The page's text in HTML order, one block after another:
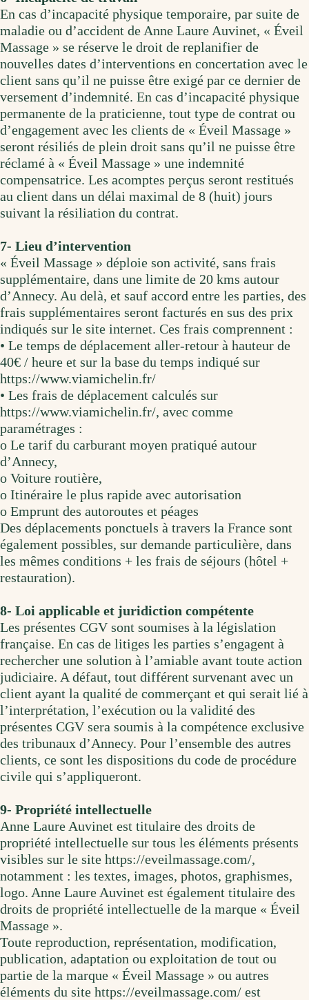
En cas d’incapacité physique temporaire, par suite de
maladie ou d’accident de Anne Laure Auvinet, « Éveil
Massage » se réserve le droit de replanifier de
nouvelles dates d’interventions en concertation avec le
client sans qu’il ne puisse être exigé par ce dernier de
versement d’indemnité. En cas d’incapacité physique
permanente de la praticienne, tout type de contrat ou
d’engagement avec les clients de « Éveil Massage »
seront résiliés de plein droit sans qu’il ne puisse être
réclamé à « Éveil Massage » une indemnité
compensatrice. Les acomptes perçus seront restitués
au client dans un délai maximal de 8 (huit) jours
suivant la résiliation du contrat.
7- Lieu d’intervention
« Éveil Massage » déploie son activité, sans frais
supplémentaire, dans une limite de 20 kms autour
d’Annecy. Au delà, et sauf accord entre les parties, des
frais supplémentaires seront facturés en sus des prix
indiqués sur le site internet. Ces frais comprennent :
• Le temps de déplacement aller-retour à hauteur de
40€ / heure et sur la base du temps indiqué sur
https://www.viamichelin.fr/
• Les frais de déplacement calculés sur
https://www.viamichelin.fr/, avec comme
paramétrages :
o Le tarif du carburant moyen pratiqué autour
d’Annecy,
o Voiture routière,
o Itinéraire le plus rapide avec autorisation
o Emprunt des autoroutes et péages
Des déplacements ponctuels à travers la France sont
également possibles, sur demande particulière, dans
les mêmes conditions + les frais de séjours (hôtel +
restauration).
8- Loi applicable et juridiction compétente
Les présentes CGV sont soumises à la législation
française. En cas de litiges les parties s’engagent à
rechercher une solution à l’amiable avant toute action
judiciaire. A défaut, tout différent survenant avec un
client ayant la qualité de commerçant et qui serait lié à
l’interprétation, l’exécution ou la validité des
présentes CGV sera soumis à la compétence exclusive
des tribunaux d’Annecy. Pour l’ensemble des autres
clients, ce sont les dispositions du code de procédure
civile qui s’appliqueront.
9- Propriété intellectuelle
Anne Laure Auvinet est titulaire des droits de
propriété intellectuelle sur tous les éléments présents
visibles sur le site https://eveilmassage.com/,
notamment : les textes, images, photos, graphismes,
logo. Anne Laure Auvinet est également titulaire des
droits de propriété intellectuelle de la marque « Éveil
Massage ».
Toute reproduction, représentation, modification,
publication, adaptation ou exploitation de tout ou
partie de la marque « Éveil Massage » ou autres
éléments du site https://eveilmassage.com/ est